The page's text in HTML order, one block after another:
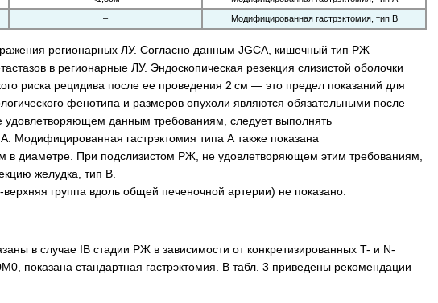
– Модифицированная гастрэктомия, тип В
регионарных ЛУ. Согласно данным JGCA, кишечный тип РЖ
в регионарные ЛУ. Эндоскопическая резекция слизистой оболочки
риска рецидива после ее проведения 2 см — это предел показаний для
фенотипа и размеров опухоли являются обязательными после
удовлетворяющем данным требованиям, следует выполнять
Модифицированная гастрэктомия типа А также показана
диаметре. При подслизистом РЖ, не удовлетворяющем этим требованиям,
желудка, тип В.
группа вдоль общей печеночной артерии) не показано.
в случае IВ стадии РЖ в зависимости от конкретизированных T- и N-
показана стандартная гастрэктомия. В табл. 3 приведены рекомендации